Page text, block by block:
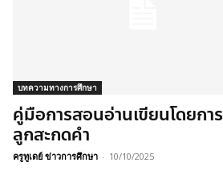
บทความทางการศึกษา
คู่มือการสอนอ่านเขียนโดยกา
ลูกสะกดคำ
ครูทูเดย์ ข่าวการศึกษา - 10/10/2025